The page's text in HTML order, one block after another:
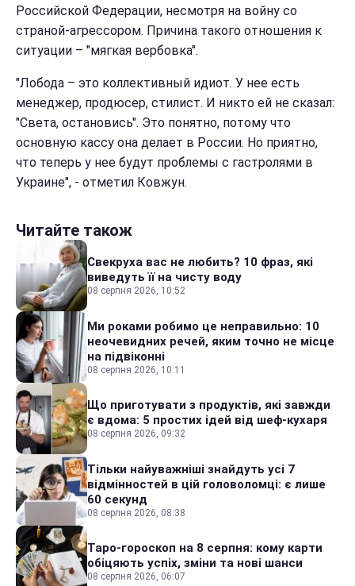
Российской Федерации, несмотря на войну со
страной-агрессором. Причина такого отношения к
ситуации – "мягкая вербовка".
"Лобода – это коллективный идиот. У нее есть
менеджер, продюсер, стилист. И никто ей не сказал:
"Света, остановись". Это понятно, потому что
основную кассу она делает в России. Но приятно,
что теперь у нее будут проблемы с гастролями в
Украине", - отметил Ковжун.
Читайте також
Свекруха вас не любить? 10 фраз, які
виведуть її на чисту воду
08 серпня 2026, 10:52
Ми роками робимо це неправильно: 10
неочевидних речей, яким точно не місце
на підвіконні
08 серпня 2026, 10:11
Що приготувати з продуктів, які завжди
є вдома: 5 простих ідей від шеф-кухаря
08 серпня 2026, 09:32
Тільки найуважніші знайдуть усі 7
відмінностей в цій головоломці: є лише
60 секунд
08 серпня 2026, 08:38
Таро-гороскоп на 8 серпня: кому карти
обіцяють успіх, зміни та нові шанси
08 серпня 2026, 06:07